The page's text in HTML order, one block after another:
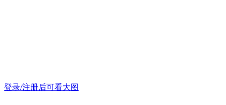
登录/注册后可看大图